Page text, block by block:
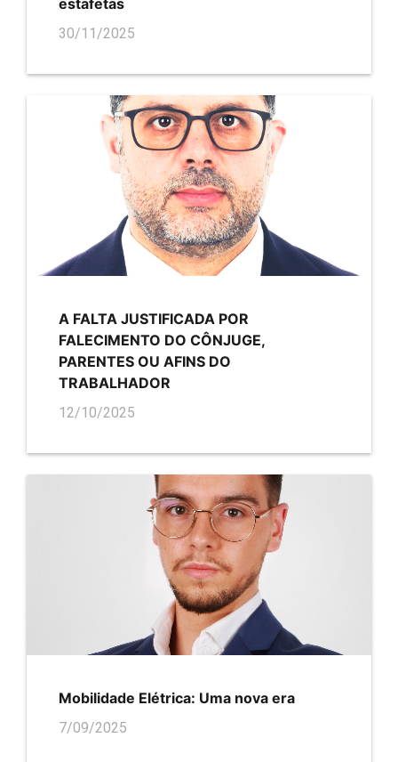
30/11/2025
A FALTA JUSTIFICADA POR
FALECIMENTO DO CÔNJUGE,
PARENTES OU AFINS DO
TRABALHADOR
12/10/2025
Mobilidade Elétrica: Uma nova era
7/09/2025